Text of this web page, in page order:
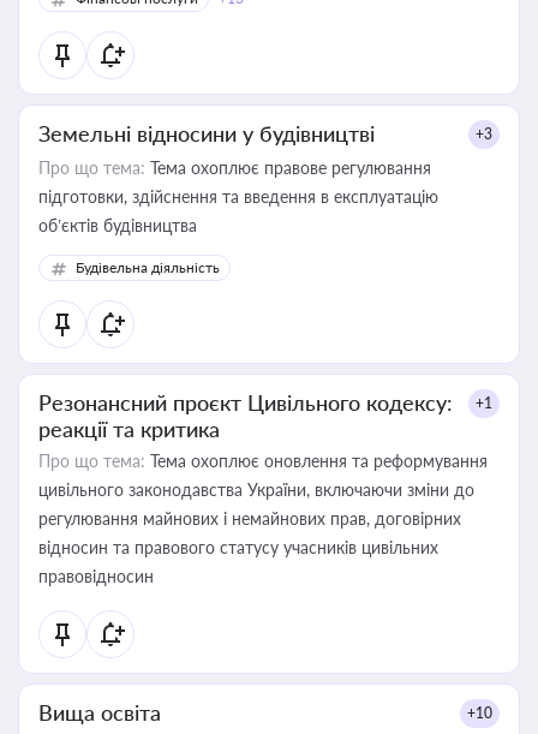
Земельні відносини у будівництві +3
Про що тема: Тема охоплює правове регулювання
підготовки, здійснення та введення в експлуатацію
об’єктів будівництва
Будівельна діяльність
Резонансний проєкт Цивільного кодексу:
реакції та критика
+1
Про що тема: Тема охоплює оновлення та реформування
цивільного законодавства України, включаючи зміни до
регулювання майнових і немайнових прав, договірних
відносин та правового статусу учасників цивільних
правовідносин
Вища освіта +10